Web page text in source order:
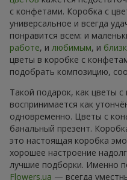
с конфетами. Коробка с
универсальное и всегда
понравится всем: и
работе, и любимым, и
цветы в коробке с
подобрать композицию,
Такой подарок, как цветы
воспринимается как
одновременно. Цветы с
банальный презент.
это настоящая коробка
хорошее настроение
лучшие подборки. Именно
Flowers.ua — всегда